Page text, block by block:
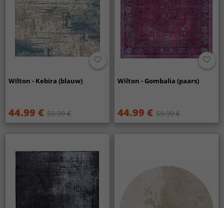
Wilton - Kebira (blauw)
44.99 € 59.99 €
Wilton - Gombalia (paars)
44.99 € 59.99 €